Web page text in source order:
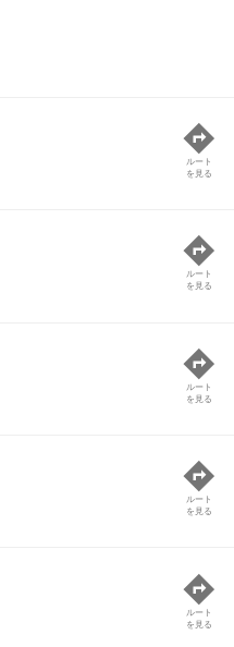
ルート
を見る
ルート
を見る
ルート
を見る
ルート
を見る
ルート
を見る